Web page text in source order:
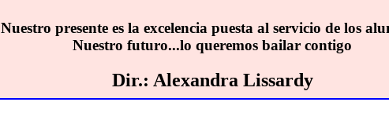
Nuestro presente es la excelencia puesta al servicio de los
Nuestro futuro...lo queremos bailar contigo
Dir.: Alexandra Lissardy